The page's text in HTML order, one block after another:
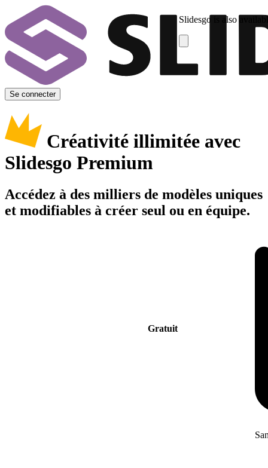
Slidesgo is also
Se connecter
Créativité illimitée avec
Slidesgo Premium
Accédez à des milliers de modèles uniques
et modifiables à créer seul ou en équipe.
Gratuit